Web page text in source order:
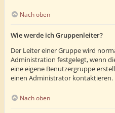
Nach oben
Wie werde ich Gruppenleiter?
Der Leiter einer Gruppe wird
Administration festgelegt, wenn
eine eigene Benutzergruppe
einen Administrator kontaktieren.
Nach oben